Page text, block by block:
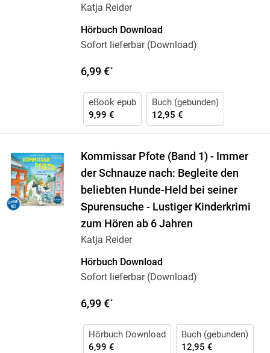
Katja Reider
Hörbuch Download
Sofort lieferbar (Download)
6,99 €*
eBook epub
9,99 €
Buch (gebunden)
12,95 €
Kommissar Pfote (Band 1) - Immer
der Schnauze nach: Begleite den
beliebten Hunde-Held bei seiner
Spurensuche - Lustiger Kinderkrimi
zum Hören ab 6 Jahren
Katja Reider
Hörbuch Download
Sofort lieferbar (Download)
6,99 €*
Hörbuch Download
6,99 €
Buch (gebunden)
12,95 €